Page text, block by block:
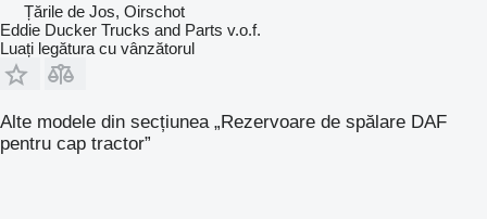
Țările de Jos, Oirschot
Eddie Ducker Trucks and Parts v.o.f.
Luați legătura cu vânzătorul
Alte modele din secțiunea „Rezervoare de spălare DAF
pentru cap tractor”